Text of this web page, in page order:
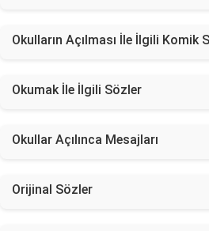
Okulların Açılması İle İlgili Komik
Okumak İle İlgili Sözler
Okullar Açılınca Mesajları
Orijinal Sözler